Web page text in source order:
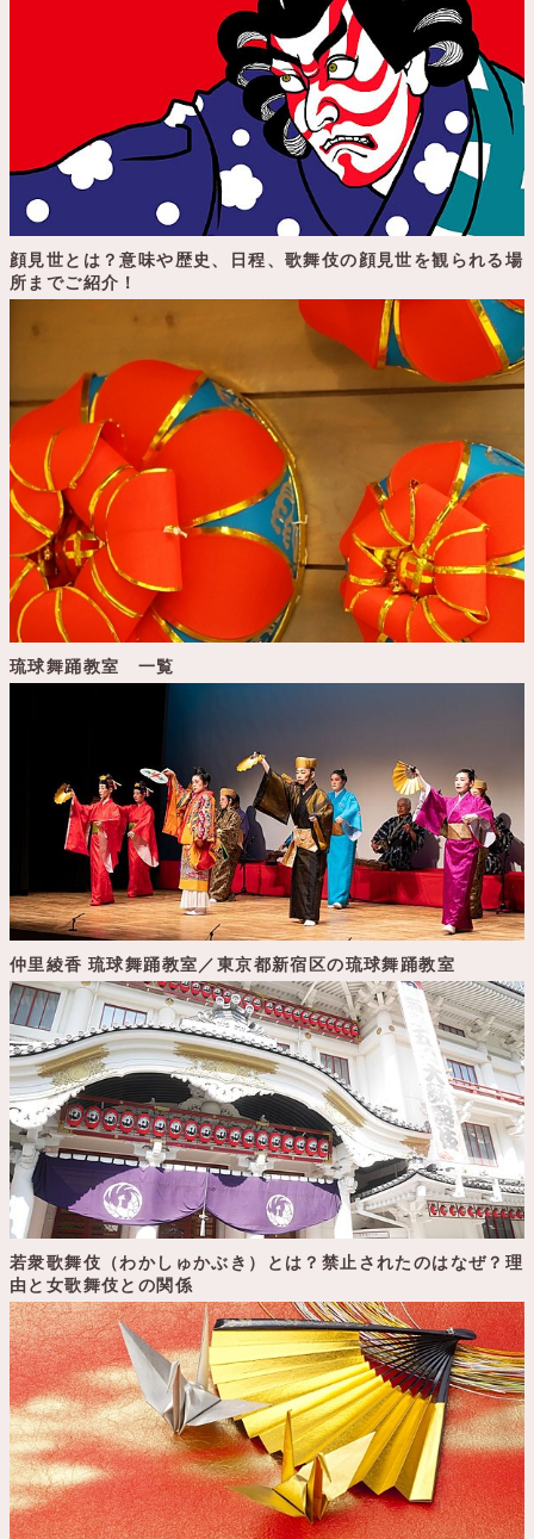
顔見世とは？意味や歴史、日程、歌舞伎の顔見世を観られる場
所までご紹介！
琉球舞踊教室 一覧
仲里綾香 琉球舞踊教室／東京都新宿区の琉球舞踊教室
若衆歌舞伎（わかしゅかぶき）とは？禁止されたのはなぜ？理
由と女歌舞伎との関係